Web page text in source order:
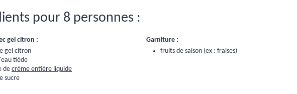
pour 8 personnes :
gel citron :
gel citron
tiède
decrème entière liquide
sucre
Garniture :
fruits de saison (ex : fraises)